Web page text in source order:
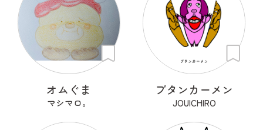
オムぐま
マシマロ。
ブタンカーメン
JOUICHIRO